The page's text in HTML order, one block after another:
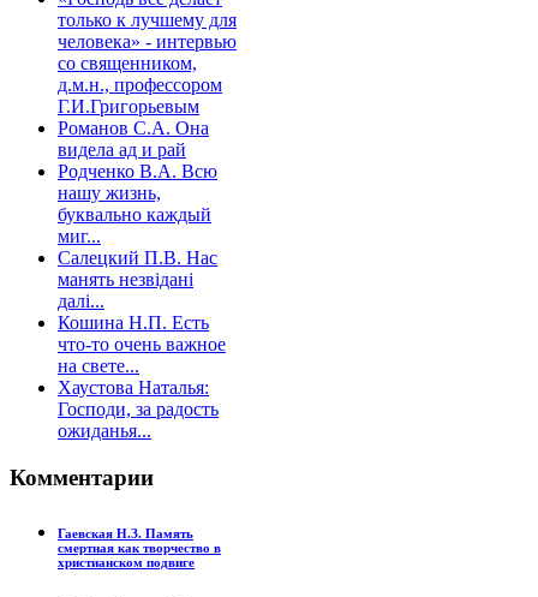
только к лучшему для
человека» - интервью
со священником,
д.м.н., профессором
Г.И.Григорьевым
Романов С.А. Она
видела ад и рай
Родченко В.А. Всю
нашу жизнь,
буквально каждый
миг...
Салецкий П.В. Нас
манять незвідані
далі...
Кошина Н.П. Есть
что-то очень важное
на свете...
Хаустова Наталья:
Господи, за радость
ожиданья...
Комментарии
Гаевская Н.З. Память
смертная как творчество в
христианском подвиге